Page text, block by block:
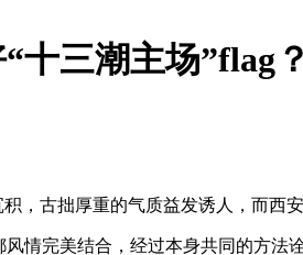
十三潮主场”flag？
古拙厚重的气质益发诱人，而西安
完美结合，经过本身共同的方法诠